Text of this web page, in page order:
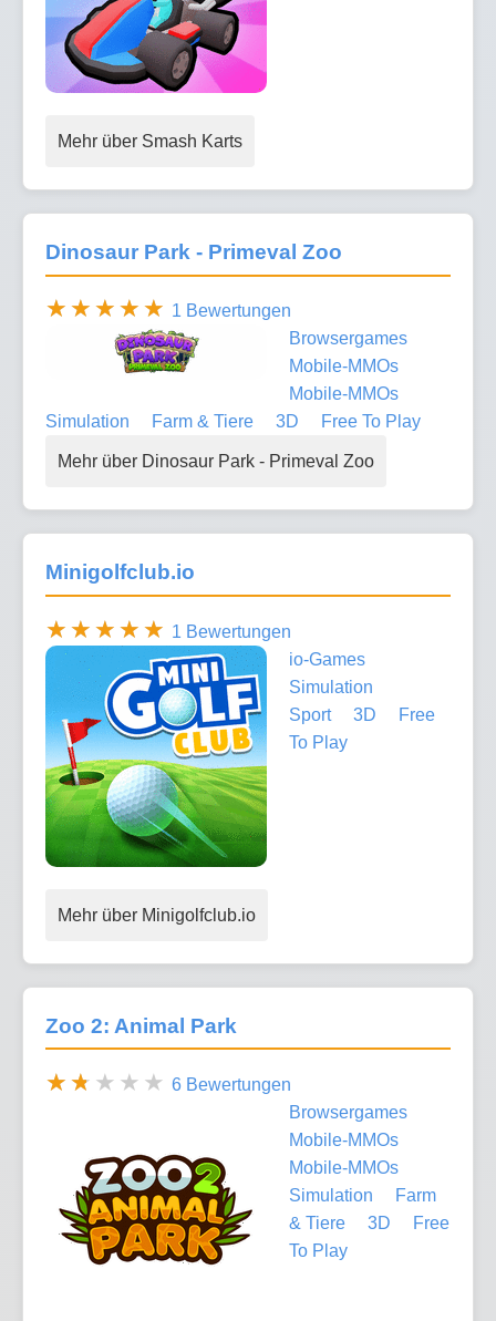
Mehr über Smash Karts
Dinosaur Park - Primeval Zoo
1 Bewertungen
Browsergames
Mobile-MMOs
Mobile-MMOs
Simulation
Farm & Tiere 3D Free To Play
Mehr über Dinosaur Park - Primeval Zoo
Minigolfclub.io
1 Bewertungen
io-Games
Simulation
Sport
3D
Free
To Play
Mehr über Minigolfclub.io
Zoo 2: Animal Park
6 Bewertungen
Browsergames
Mobile-MMOs
Mobile-MMOs
Simulation
Farm
& Tiere
3D
Free
To Play